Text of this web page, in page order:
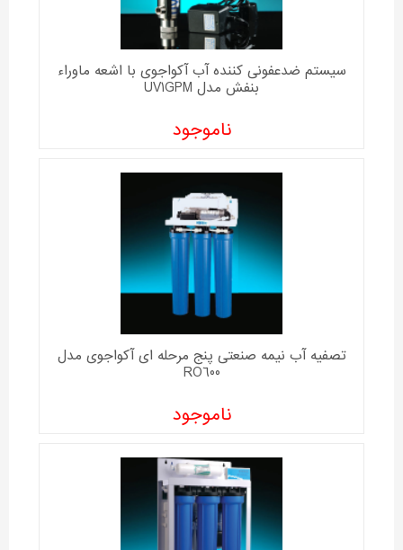
سیستم ضدعفونی کننده آب آکواجوی با اشعه ماوراء
بنفش مدل UV1GPM
ناموجود
تصفیه آب نیمه صنعتی پنج مرحله ای آکواجوی مدل
RO600
ناموجود